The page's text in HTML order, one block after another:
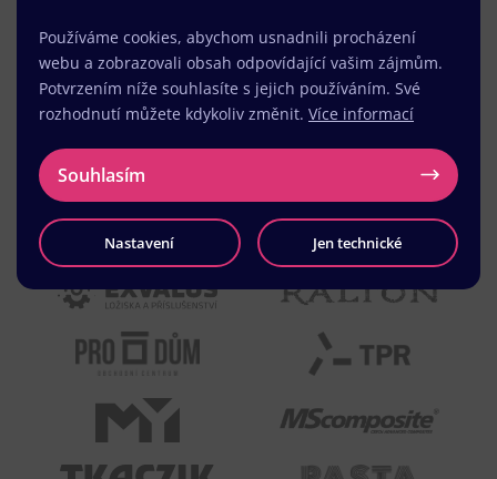
Používáme cookies, abychom usnadnili procházení
webu a zobrazovali obsah odpovídající vašim zájmům.
Potvrzením níže souhlasíte s jejich používáním. Své
rozhodnutí můžete kdykoliv změnit. Více informací
Souhlasím
Nastavení Jen technické